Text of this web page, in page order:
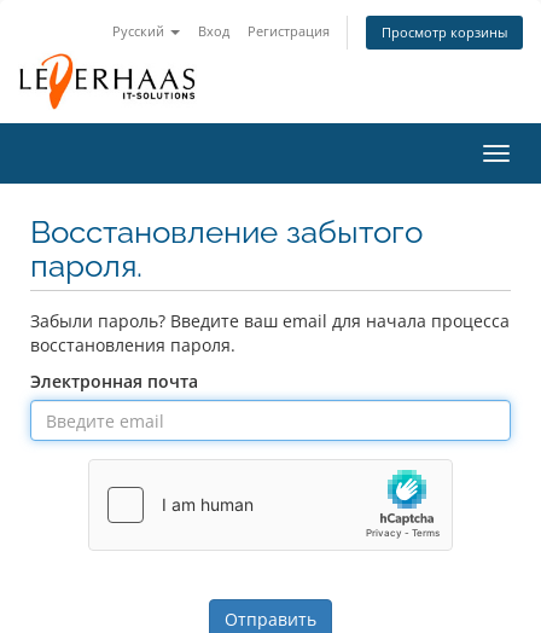
Русский Вход Регистрация Просмотр корзины
Восстановление забытого
пароля.
Забыли пароль? Введите ваш email для начала процесса
восстановления пароля.
Электронная почта
Отправить